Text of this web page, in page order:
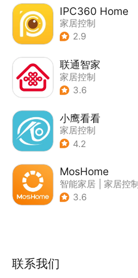
IPC360 Home
家居控制
2.9
联通智家
家居控制
3.6
小鹰看看
家居控制
4.2
MosHome
智能家居
家居控制
3.6
联系我们